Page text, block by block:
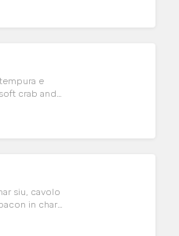
e
crab and
siu, cavolo
in char